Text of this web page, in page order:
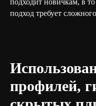
подходит новичкам, в
подход требует
профилей,